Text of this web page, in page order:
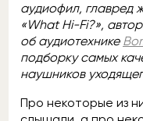
аудиофил, главред
«What Hi-Fi?»,
об аудиотехнике
подборку самых
наушников
Про некоторые из